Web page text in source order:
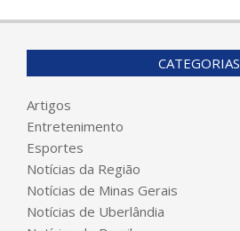
CATEGORIAS
Artigos
Entretenimento
Esportes
Notícias da Região
Notícias de Minas Gerais
Notícias de Uberlândia